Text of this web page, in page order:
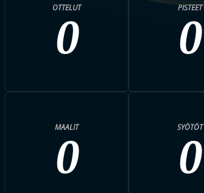
OTTELUT
0
PISTEET
0
MAALIT
0
SYÖTÖT
0